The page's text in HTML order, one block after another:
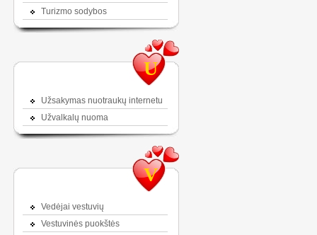
Turizmo sodybos
U
Užsakymas nuotraukų internetu
Užvalkalų nuoma
V
Vedėjai vestuvių
Vestuvinės puokštės